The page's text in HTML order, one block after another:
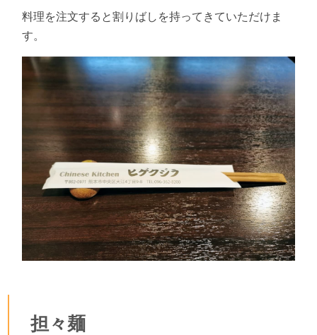
料理を注文すると割りばしを持ってきていただけま
す。
担々麺